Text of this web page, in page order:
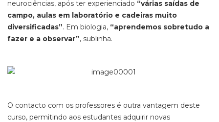
neurociências, após ter experienciado “várias saídas de
campo, aulas em laboratório e cadeiras muito
diversificadas”. Em biologia, “aprendemos sobretudo a
fazer e a observar”, sublinha.
O contacto com os professores é outra vantagem deste
curso, permitindo aos estudantes adquirir novas